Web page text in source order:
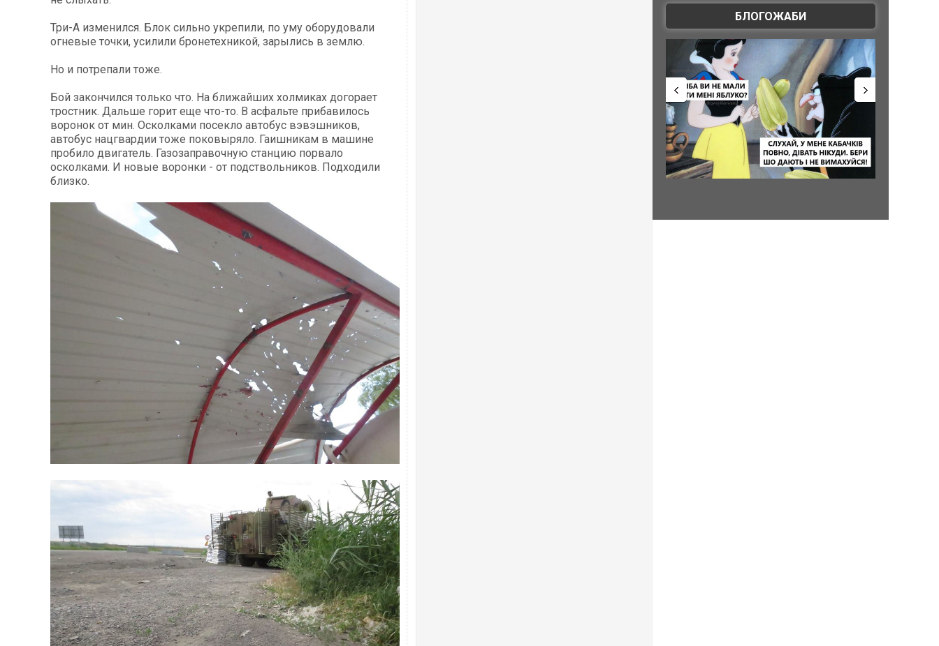
Три-А изменился. Блок сильно укрепили, по уму оборудовали
огневые точки, усилили бронетехникой, зарылись в землю.
Но и потрепали тоже.
Бой закончился только что. На ближайших холмиках догорает
тростник. Дальше горит еще что-то. В асфальте прибавилось
воронок от мин. Осколками посекло автобус вэвэшников,
автобус нацгвардии тоже поковыряло. Гаишникам в машине
пробило двигатель. Газозаправочную станцию порвало
осколками. И новые воронки - от подствольников. Подходили
близко.
БЛОГОЖАБИ